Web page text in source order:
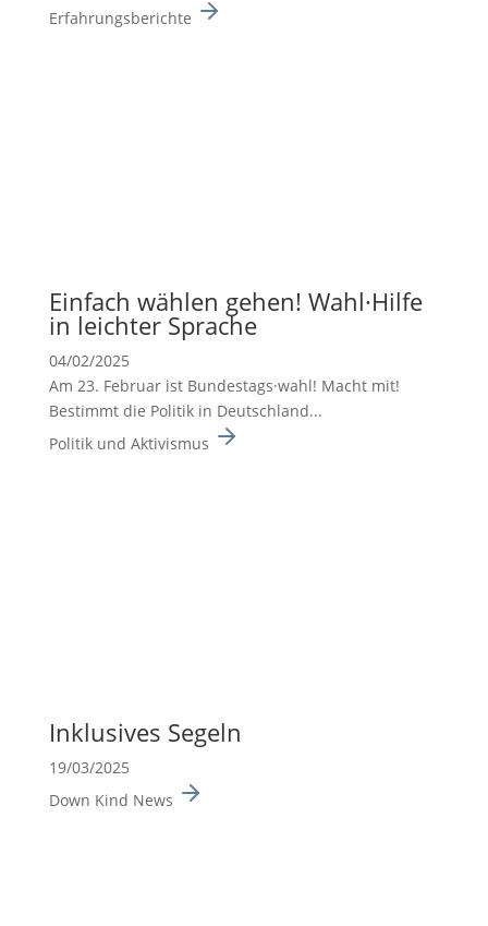
Erfahrungsberichte
Einfach wählen gehen! Wahl·Hilfe
in leichter Sprache
04/02/2025
Am 23. Februar ist Bundes­tags·wahl! Macht mit!
Bestimmt die Politik in Deutsch­land...
Politik und Aktivismus
Inklu­sives Segeln
19/03/2025
Down Kind News